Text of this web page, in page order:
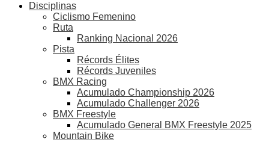
Disciplinas
Ciclismo Femenino
Ruta
Ranking Nacional 2026
Pista
Récords Élites
Récords Juveniles
BMX Racing
Acumulado Championship 2026
Acumulado Challenger 2026
BMX Freestyle
Acumulado General BMX Freestyle 2025
Mountain Bike